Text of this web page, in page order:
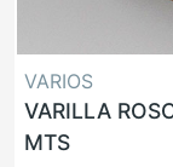
VARIOS
VARILLA
MTS